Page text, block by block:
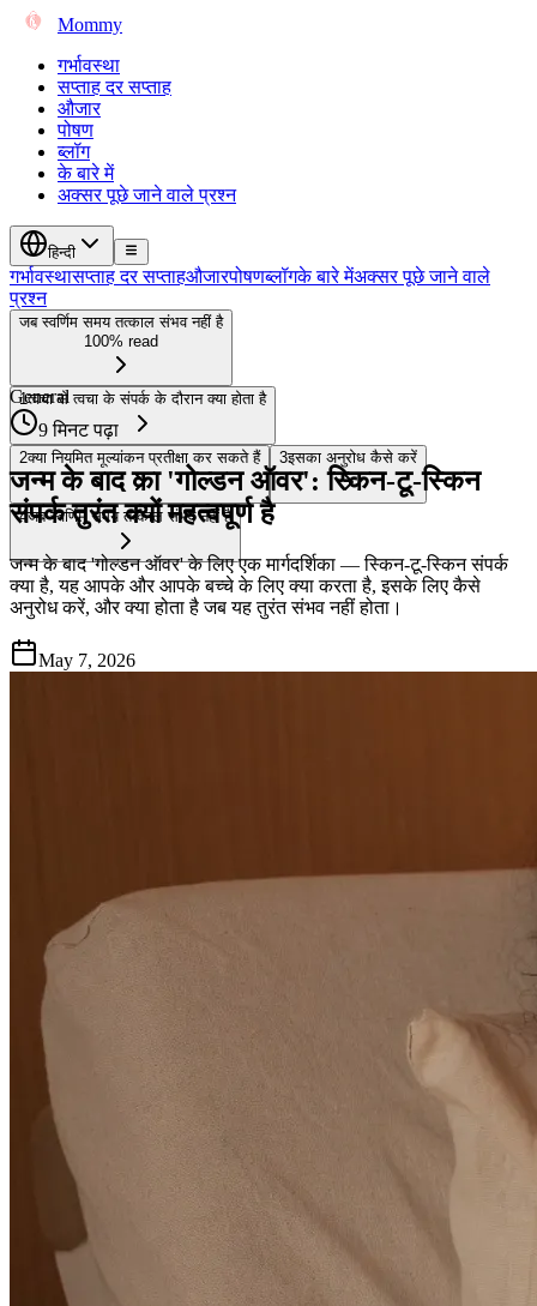
Mommy
गर्भावस्था
सप्ताह दर सप्ताह
औजार
पोषण
ब्लॉग
के बारे में
अक्सर पूछे जाने वाले प्रश्न
हिन्दी
गर्भावस्थासप्ताह दर सप्ताहऔजारपोषणब्लॉगके बारे मेंअक्सर पूछे जाने वाले
प्रश्न
जब स्वर्णिम समय तत्काल संभव नहीं है
100% read
1त्वचा से त्वचा के संपर्क के दौरान क्या होता है
2क्या नियमित मूल्यांकन प्रतीक्षा कर सकते हैं 3इसका अनुरोध कैसे करें
4जब स्वर्णिम समय तत्काल संभव नहीं है
General
9 मिनट पढ़ा
जन्म के बाद का 'गोल्डन ऑवर': स्किन-टू-स्किन
संपर्क तुरंत क्यों महत्वपूर्ण है
जन्म के बाद 'गोल्डन ऑवर' के लिए एक मार्गदर्शिका — स्किन-टू-स्किन संपर्क
क्या है, यह आपके और आपके बच्चे के लिए क्या करता है, इसके लिए कैसे
अनुरोध करें, और क्या होता है जब यह तुरंत संभव नहीं होता।
May 7, 2026